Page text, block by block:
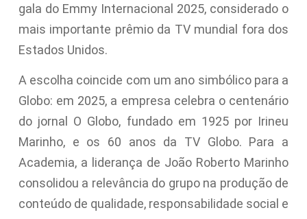
gala do Emmy Internacional 2025, considerado o
mais importante prêmio da TV mundial fora dos
Estados Unidos.
A escolha coincide com um ano simbólico para a
Globo: em 2025, a empresa celebra o centenário
do jornal O Globo, fundado em 1925 por Irineu
Marinho, e os 60 anos da TV Globo. Para a
Academia, a liderança de João Roberto Marinho
consolidou a relevância do grupo na produção de
conteúdo de qualidade, responsabilidade social e